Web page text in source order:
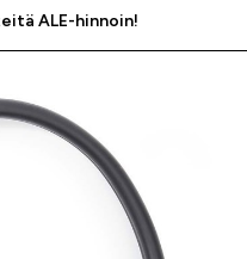
ALE-hinnoin!